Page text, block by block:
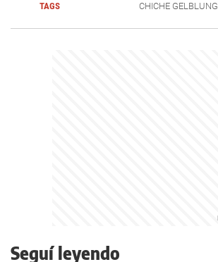
TAGS CHICHE GELBLUNG
Seguí leyendo